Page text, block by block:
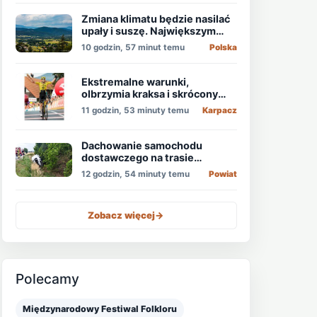
Zmiana klimatu będzie nasilać
upały i suszę. Największym
zagrożeniem jest niedobór
wody
10 godzin, 57 minut temu Polska
Ekstremalne warunki,
olbrzymia kraksa i skrócony
etap, który padł łupem
Holendra!
11 godzin, 53 minuty temu Karpacz
Dachowanie samochodu
dostawczego na trasie
Świdnica - Wrocław
12 godzin, 54 minuty temu Powiat
Zobacz więcej->
Polecamy
Międzynarodowy Festiwal Folkloru